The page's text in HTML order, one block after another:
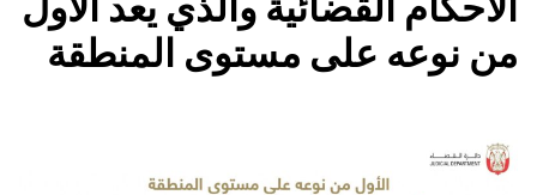
من نوعه على مستوى المنطقة